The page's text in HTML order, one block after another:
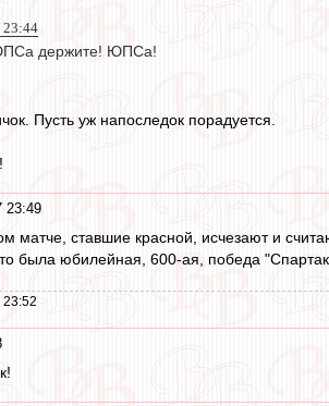
23:44
держите! ЮПСа!
Пусть уж напоследок порадуется.
23:49
матче, ставшие красной, исчезают и
была юбилейная, 600-ая, победа
23:52